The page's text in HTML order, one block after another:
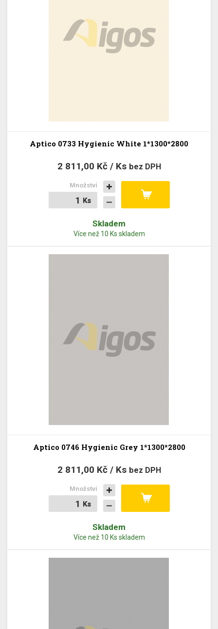
Aptico 0733 Hygienic White 1*1300*2800
2 811,00 Kč / Ks bez DPH
Ks
Ks
Množství
Skladem
Více než 10 Ks skladem
Aptico 0746 Hygienic Grey 1*1300*2800
2 811,00 Kč / Ks bez DPH
Ks
Ks
Množství
Skladem
Více než 10 Ks skladem